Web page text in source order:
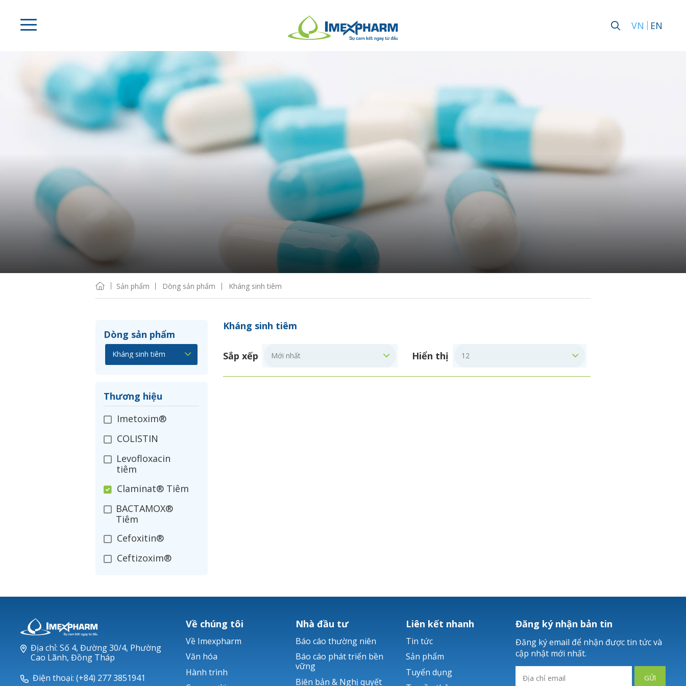
VN EN
Sản phẩm Dòng sản phẩm Kháng sinh tiêm
Dòng sản phẩm
Thương hiệu
Imetoxim®
COLISTIN
Levofloxacin
tiêm
Claminat® Tiêm
BACTAMOX®
Tiêm
Cefoxitin®
Ceftizoxim®
Nerusyn®
Ticarlinat®
Zobacta®
Kháng sinh tiêm
Sắp xếp Hiển thị
Địa chỉ: Số 4, Đường 30/4, Phường
Cao Lãnh, Đồng Tháp
Điện thoại: (+84) 277 3851941
Về chúng tôi
Về Imexpharm
Văn hóa
Hành trình
Nhà đầu tư
Báo cáo thường niên
Báo cáo phát triển bền
vững
Biên bản & Nghị quyết
Liên kết nhanh
Tin tức
Sản phẩm
Tuyển dụng
Đăng ký nhận bản tin
Đăng ký email để nhận được tin tức và
cập nhật mới nhất.
GỬI